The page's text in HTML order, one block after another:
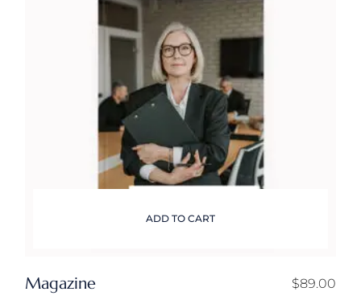
ADD TO CART
Magazine $89.00